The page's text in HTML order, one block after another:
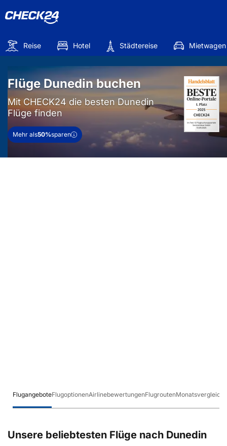
Reise Hotel Städtereise Mietwagen
Flüge Dunedin buchen
Mit CHECK24 die besten Dunedin
Flüge finden
Mehr als50%sparen
FlugangeboteFlugoptionenAirlinebewertungenFlugroutenMonatsvergleich
Unsere beliebtesten Flüge nach Dunedin